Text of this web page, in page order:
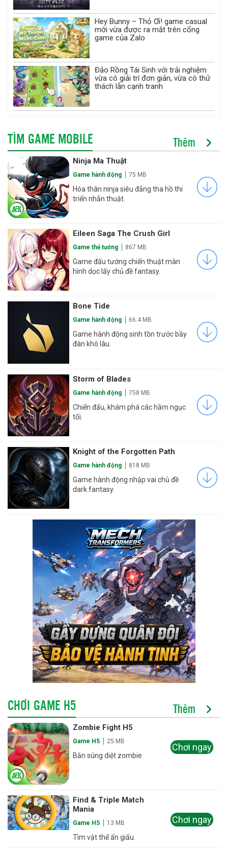
Hey Bunny – Thỏ Ơi! game casual
mới vừa được ra mắt trên cổng
game của Zalo
Đảo Rồng Tái Sinh với trải nghiệm
vừa có giải trí đơn giản, vừa có thử
thách lẫn cạnh tranh
TÌM GAME MOBILE Thêm
Ninja Ma Thuật
Game hành động 75 MB
Hóa thân ninja siêu đẳng tha hồ thi
triển nhẫn thuật.
Eileen Saga The Crush Girl
Game thẻ tướng 867 MB
Game đấu tướng chiến thuật màn
hình dọc lấy chủ đề fantasy.
Bone Tide
Game hành động 66.4 MB
Game hành động sinh tồn trước bầy
đàn khô lâu.
Storm of Blades
Game hành động 758 MB
Chiến đấu, khám phá các hầm ngục
tối.
Knight of the Forgotten Path
Game hành động 818 MB
Game hành động nhập vai chủ đề
dark fantasy.
CHƠI GAME H5 Thêm
Zombie Fight H5
Game H5 25 MB
Bắn súng diệt zombie
Chơi ngay
Find & Triple Match
Mania
Game H5 13 MB
Tìm vật thể ẩn giấu.
Chơi ngay